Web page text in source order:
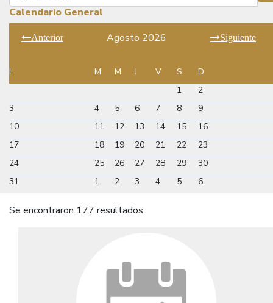
Calendario General
Anterior Agosto 2026 Siguiente
L M M J V S
D
1
2
3
4 5 6 7 8
9
10
11 12 13 14 15
16
17
18 19 20 21 22
23
24
25 26 27 28 29
30
31
1 2 3 4 5 6
Se encontraron 177 resultados.